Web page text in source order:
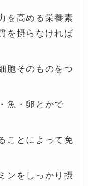
を高める栄養素
を摂らなければ
胞そのものをつ
魚・卵とかで
ことによって免
ンをしっかり摂